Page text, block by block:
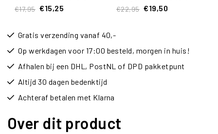
JPSTMAUI Gebloemde
€17,95 €15,25
JPSTMAUI Splicelogo
€22,95 €19,50
Gratis verzending vanaf 40,-
Op werkdagen voor 17:00 besteld, morgen in huis!
Afhalen bij een DHL, PostNL of DPD pakketpunt
Altijd 30 dagen bedenktijd
Achteraf betalen met Klarna
Over dit product